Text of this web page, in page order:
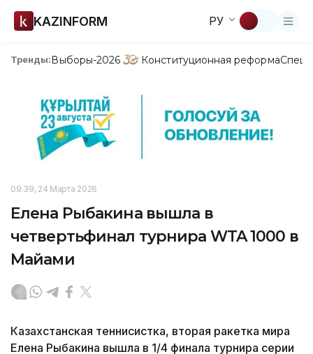
KAZINFORM РУ
Тренды:Выборы-2026 Конституционная реформа
09:39, 24 Марта 2026
Елена Рыбакина вышла в
четвертьфинал турнира WTA 1000 в
Майами
Казахстанская теннисистка, вторая ракетка мира
Елена Рыбакина вышла в 1/4 финала турнира серии